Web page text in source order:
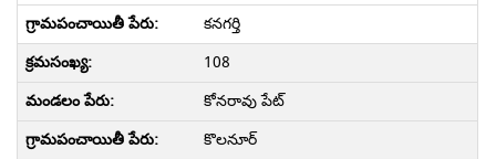
కనగర్తి
108
కోనరావు పేట్
కొలనూర్